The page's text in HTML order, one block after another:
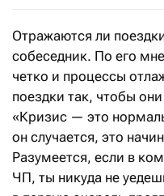
Отражаются ли
собеседник. По его
четко и процессы
поездки так, чтобы
«Кризис — это
он случается, это
Разумеется, если в
ЧП, ты никуда не